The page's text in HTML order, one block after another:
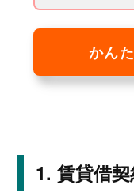
かん
賃貸借